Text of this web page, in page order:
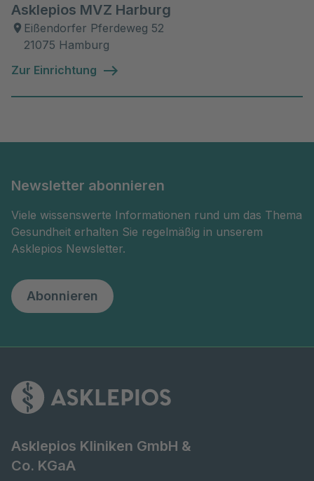
Asklepios MVZ Harburg
Eißendorfer Pferdeweg 52
21075 Hamburg
Zur Einrichtung
Newsletter abonnieren
Viele wissenswerte Informationen rund um das Thema
Gesundheit erhalten Sie regelmäßig in unserem
Asklepios Newsletter.
Abonnieren
Asklepios Kliniken GmbH &
Co. KGaA